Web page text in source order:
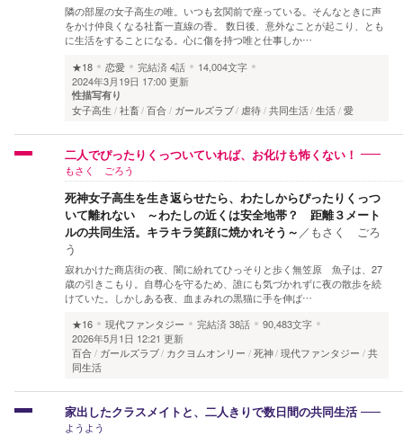
隣の部屋の女子高生の唯。いつも玄関前で座っている。そんなときに声
をかけ仲良くなる社畜一直線の香。 数日後、意外なことが起こり、とも
に生活をすることになる。心に傷を持つ唯と仕事しか…
★18
恋愛 完結済4話
14,004文字
2024年3月19日 17:00 更新
性描写有り
女子高生 社畜 百合 ガールズラブ 虐待 共同生活 生活 愛
二人でぴったりくっついていれば、お化けも怖くない！
もさく ごろう
死神女子高生を生き返らせたら、わたしからぴったりくっつ
いて離れない ～わたしの近くは安全地帯？ 距離３メート
ルの共同生活。キラキラ笑顔に焼かれそう～ ／ もさく ごろ
う
寂れかけた商店街の夜、闇に紛れてひっそりと歩く無笠原 魚子は、27
歳の引きこもり。自尊心を守るため、誰にも気づかれずに夜の散歩を続
けていた。しかしある夜、血まみれの黒猫に手を伸ば…
★16
現代ファンタジー 完結済38話
90,483文字
2026年5月1日 12:21 更新
百合
ガールズラブ カクヨムオンリー 死神 現代ファンタジー
共
同生活
家出したクラスメイトと、二人きりで数日間の共同生活
ようよう